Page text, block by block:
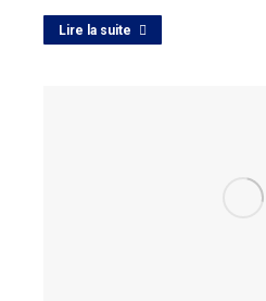
Lire la suite